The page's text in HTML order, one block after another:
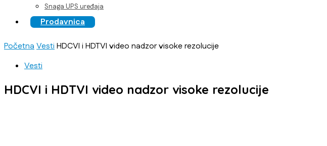
Snaga UPS uređaja
Prodavnica
PočetnaVestiHDCVI i HDTVI video nadzor visoke rezolucije
Vesti
HDCVI i HDTVI video nadzor visoke rezolucije